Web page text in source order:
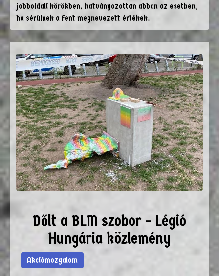
jobboldali körökben, hatványozottan abban az esetben,
ha sérülnek a fent megnevezett értékek.
Dőlt a BLM szobor - Légió
Hungária közlemény
Akciómozgalom